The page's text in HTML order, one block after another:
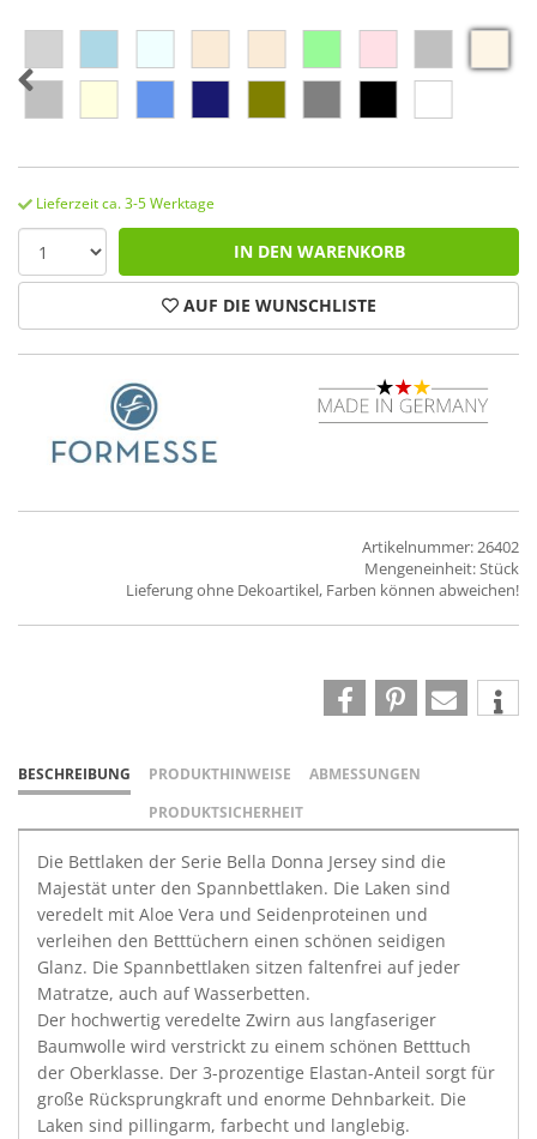
Lieferzeit ca. 3-5 Werktage
IN DEN WARENKORB
AUF DIE WUNSCHLISTE
Artikelnummer: 26402
Mengeneinheit: Stück
Lieferung ohne Dekoartikel, Farben können abweichen!
BESCHREIBUNG PRODUKTHINWEISE
ABMESSUNGEN
PRODUKTSICHERHEIT
Die Bettlaken der Serie Bella Donna Jersey sind die
Majestät unter den Spannbettlaken. Die Laken sind
veredelt mit Aloe Vera und Seidenproteinen und
verleihen den Betttüchern einen schönen seidigen
Glanz. Die Spannbettlaken sitzen faltenfrei auf jeder
Matratze, auch auf Wasserbetten.
Der hochwertig veredelte Zwirn aus langfaseriger
Baumwolle wird verstrickt zu einem schönen Betttuch
der Oberklasse. Der 3-prozentige Elastan-Anteil sorgt für
große Rücksprungkraft und enorme Dehnbarkeit. Die
Laken sind pillingarm, farbecht und langlebig.